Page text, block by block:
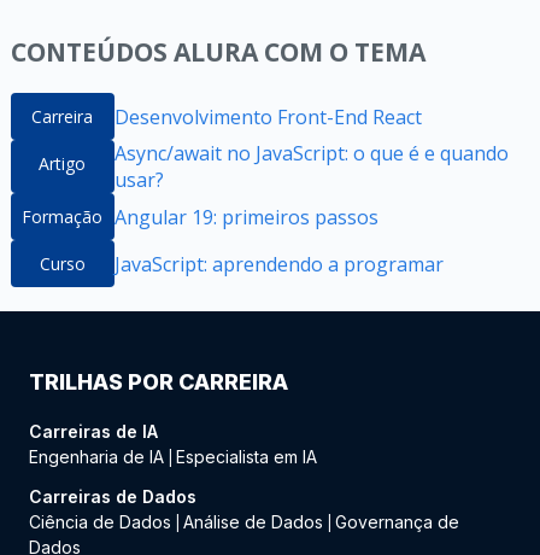
CONTEÚDOS ALURA COM O TEMA
Carreira Desenvolvimento Front-End React
Artigo
Async/await no JavaScript: o que é e quando
usar?
Formação Angular 19: primeiros passos
Curso JavaScript: aprendendo a programar
TRILHAS POR CARREIRA
Carreiras de IA
Engenharia de IA Especialista em IA
Carreiras de Dados
Ciência de Dados
Análise de Dados
Governança de
Dados